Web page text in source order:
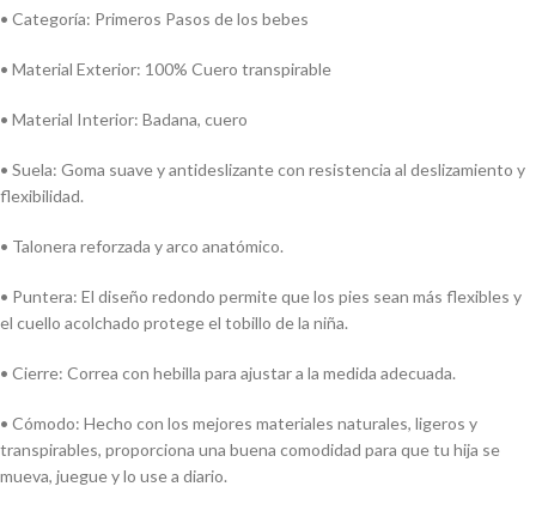
• Categoría: Primeros Pasos de los bebes
• Material Exterior: 100% Cuero transpirable
• Material Interior: Badana, cuero
• Suela: Goma suave y antideslizante con resistencia al deslizamiento y
flexibilidad.
• Talonera reforzada y arco anatómico.
• Puntera: El diseño redondo permite que los pies sean más flexibles y
el cuello acolchado protege el tobillo de la niña.
• Cierre: Correa con hebilla para ajustar a la medida adecuada.
• Cómodo: Hecho con los mejores materiales naturales, ligeros y
transpirables, proporciona una buena comodidad para que tu hija se
mueva, juegue y lo use a diario.